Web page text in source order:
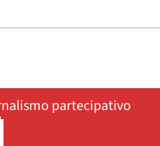
partecipativo